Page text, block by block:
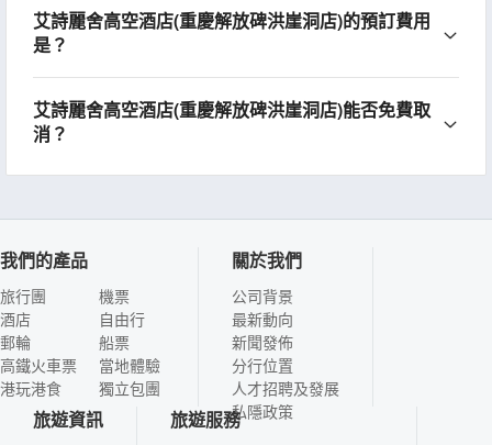
艾詩麗舍高空酒店(重慶解放碑洪崖洞店)的預訂費用
是？
艾詩麗舍高空酒店(重慶解放碑洪崖洞店)能否免費取
消？
我們的產品
旅行團
酒店
郵輪
高鐵火車票
港玩港食
機票
自由行
船票
當地體驗
獨立包團
關於我們
公司背景
最新動向
新聞發佈
分行位置
人才招聘及發展
私隱政策
旅遊資訊 旅遊服務